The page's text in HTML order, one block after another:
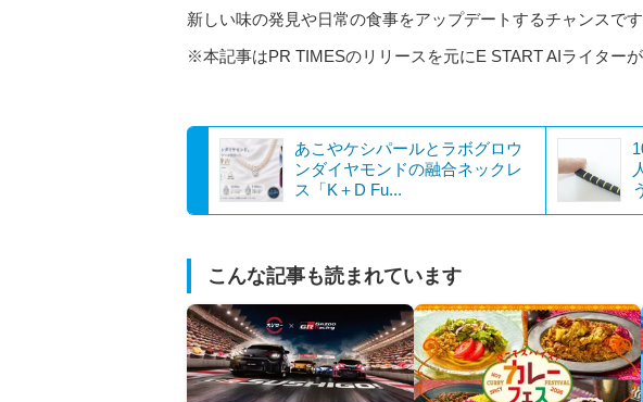
新しい味の発見や日常の食事をアップデートするチャンスです
※本記事はPR TIMESのリリースを元にE START AIライターが
あこやケシパールとラボグロウ
ンダイヤモンドの融合ネックレ
ス「K＋D Fu...
こんな記事も読まれています